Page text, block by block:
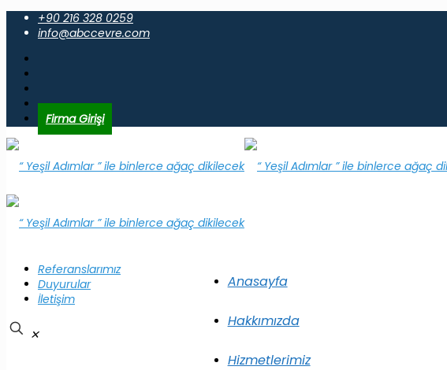
+90 216 328 0259
info@abccevre.com
Firma Girişi
Anasayfa
Hakkımızda
Hizmetlerimiz
Referanslarımız
Duyurular
İletişim
✕